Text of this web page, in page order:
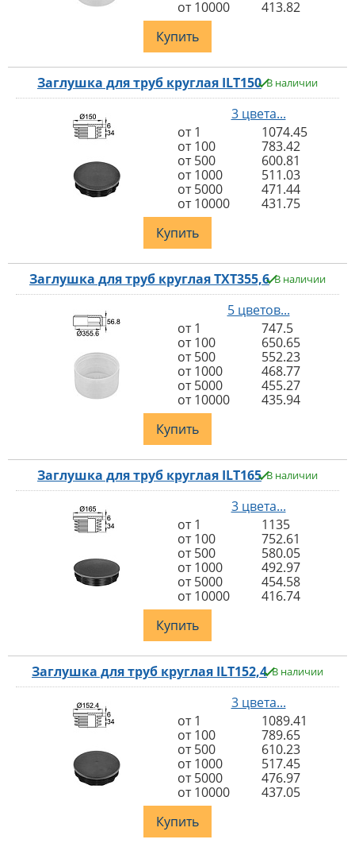
от 10000
413.82
Купить
Заглушка для труб круглая ILT150 В наличии
3 цвета...
от 1
1074.45
от 100
783.42
от 500
600.81
от 1000
511.03
от 5000
471.44
от 10000
431.75
Купить
Заглушка для труб круглая TXT355,6 В наличии
5 цветов...
от 1
747.5
от 100
650.65
от 500
552.23
от 1000
468.77
от 5000
455.27
от 10000
435.94
Купить
Заглушка для труб круглая ILT165 В наличии
3 цвета...
от 1
1135
от 100
752.61
от 500
580.05
от 1000
492.97
от 5000
454.58
от 10000
416.74
Купить
Заглушка для труб круглая ILT152,4 В наличии
3 цвета...
от 1
1089.41
от 100
789.65
от 500
610.23
от 1000
517.45
от 5000
476.97
от 10000
437.05
Купить